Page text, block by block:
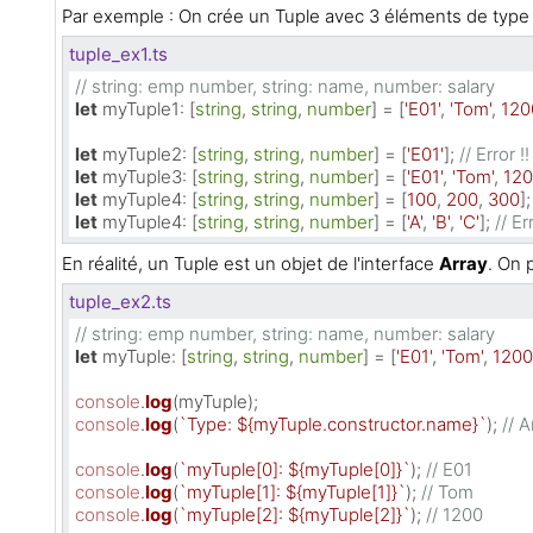
Par exemple : On crée un Tuple avec 3 éléments de type
tuple_ex1.ts
// string: emp number, string: name, number: salary
let myTuple1: [string, string, number] = ['E01', 'Tom',
let myTuple2: [string, string, number] = ['E01']; // Error !!
let myTuple3: [string, string, number] = ['E01', 'Tom',
let myTuple4: [string, string, number] = [100, 200, 300
let myTuple4: [string, string, number] = ['A', 'B', 'C']; //
En réalité, un Tuple est un objet de l'interface Array. On
tuple_ex2.ts
// string: emp number, string: name, number: salary
let myTuple: [string, string, number] = ['E01', 'Tom', 1200
console.log
console.log(`Type: ${myTuple.constructor.name}`); //
console.log(`myTuple[0]: ${myTuple[0]}`); // E01
console.log(`myTuple[1]: ${myTuple[1]}`); // Tom
console.log(`myTuple[2]: ${myTuple[2]}`); // 1200